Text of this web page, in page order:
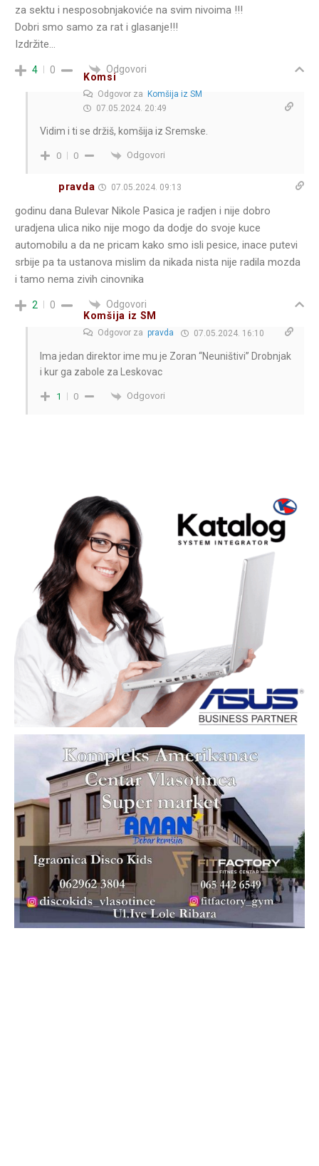
za sektu i nesposobnjakoviće na svim nivoima !!!
Dobri smo samo za rat i glasanje!!!
Izdržite…
4 0 Odgovori
Komsi
Odgovor za
Komšija iz SM
07.05.2024. 20:49
Vidim i ti se držiš, komšija iz Sremske.
0 0 Odgovori
pravda 07.05.2024. 09:13
godinu dana Bulevar Nikole Pasica je radjen i nije dobro
uradjena ulica niko nije mogo da dodje do svoje kuce
automobilu a da ne pricam kako smo isli pesice, inace putevi
srbije pa ta ustanova mislim da nikada nista nije radila mozda
i tamo nema zivih cinovnika
2 0
Odgovori
Komšija iz SM
Odgovor za pravda 07.05.2024. 16:10
Ima jedan direktor ime mu je Zoran “Neuništivi” Drobnjak
i kur ga zabole za Leskovac
1 0 Odgovori